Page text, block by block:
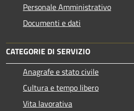
Personale Amministrativo
Documenti e dati
CATEGORIE DI SERVIZIO
Anagrafe e stato civile
Cultura e tempo libero
Vita lavorativa